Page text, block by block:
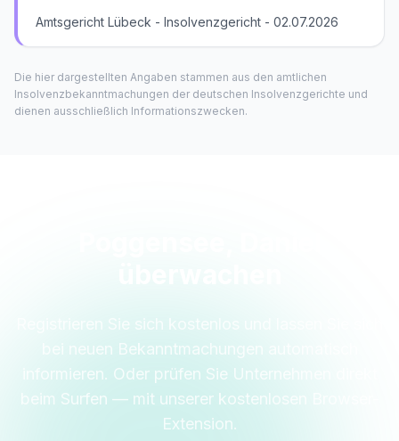
Amtsgericht Lübeck - Insolvenzgericht - 02.07.2026
Die hier dargestellten Angaben stammen aus den amtlichen
Insolvenzbekanntmachungen der deutschen Insolvenzgerichte und
dienen ausschließlich Informationszwecken.
Registrieren Sie sich kostenlos und lassen Sie sich
bei neuen Bekanntmachungen automatisch
informieren. Oder prüfen Sie Unternehmen direkt
beim Surfen — mit unserer kostenlosen Browser-
Extension.